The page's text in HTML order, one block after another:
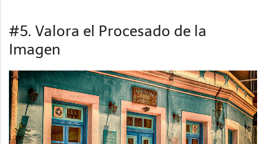
#5. Valora el Procesado de la
Imagen